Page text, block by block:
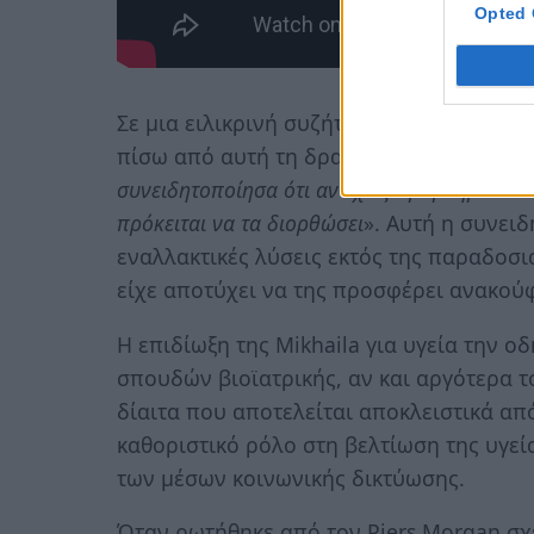
Opted
Σε μια ειλικρινή συζήτηση με τον Piers
πίσω από αυτή τη δραστική αλλαγή
συνειδητοποίησα ότι αν έχεις προβλήματα
πρόκειται να τα διορθώσει». Αυτή η
εναλλακτικές λύσεις εκτός της
είχε αποτύχει να της προσφέρει
Η επιδίωξη της Mikhaila για υγεία την
σπουδών βιοϊατρικής, αν και αργότερα
δίαιτα που αποτελείται αποκλειστικά
καθοριστικό ρόλο στη βελτίωση της
των μέσων κοινωνικής δικτύωσης.